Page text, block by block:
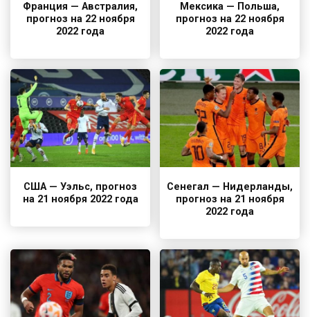
Франция — Австралия,
прогноз на 22 ноября
2022 года
Мексика — Польша,
прогноз на 22 ноября
2022 года
США — Уэльс, прогноз
на 21 ноября 2022 года
Сенегал — Нидерланды,
прогноз на 21 ноября
2022 года